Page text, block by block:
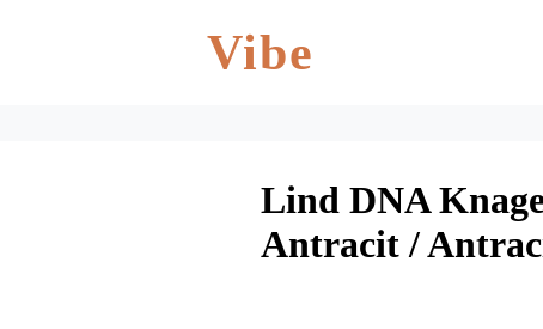
Vibe
Lind DNA
Antracit /